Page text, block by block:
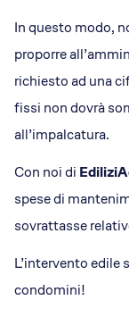
In questo modo,
proporre
richiesto ad una
fissi non dovrà
all’impalcatura.
Con noi di
spese di
sovrattasse
L’intervento edile
condomini!